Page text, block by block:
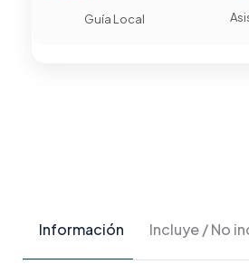
Guía Local
Información Incluye / No